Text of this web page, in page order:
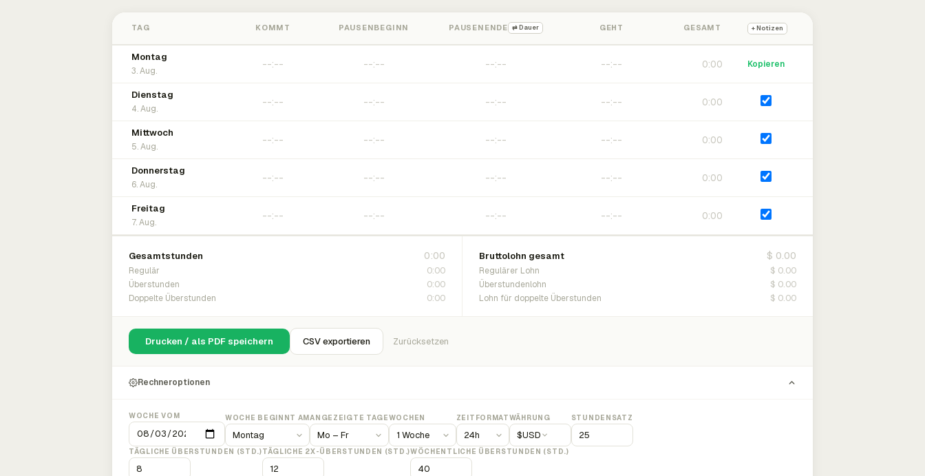
TAG KOMMT PAUSENBEGINN PAUSENENDE ⇄ Dauer GEHT GESAMT + Notizen
Montag
3. Aug.
0:00 Kopieren
Dienstag
4. Aug.
0:00
Mittwoch
5. Aug.
0:00
Donnerstag
6. Aug.
0:00
Freitag
7. Aug.
0:00
Gesamtstunden 0:00
Regulär 0:00
Überstunden 0:00
Doppelte Überstunden 0:00
Bruttolohn gesamt $ 0.00
Regulärer Lohn $ 0.00
Überstundenlohn $ 0.00
Lohn für doppelte Überstunden $ 0.00
Drucken / als PDF speichern CSV exportieren Zurücksetzen
Rechneroptionen
WOCHE VOM WOCHE BEGINNT AMANGEZEIGTE TAGEWOCHEN ZEITFORMATWÄHRUNG
$USD
STUNDENSATZ
TÄGLICHE ÜBERSTUNDEN (STD.)TÄGLICHE 2X-ÜBERSTUNDEN (STD.)WÖCHENTLICHE ÜBERSTUNDEN (STD.)